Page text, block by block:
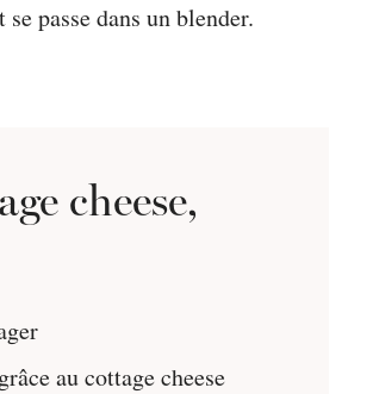
passe dans un blender.
cheese,
grâce au cottage cheese